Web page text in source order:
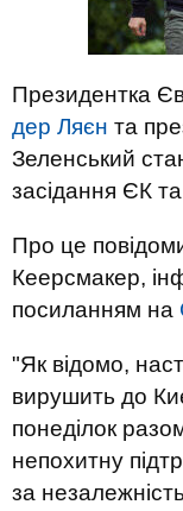
Президентка
дер Ляєн та
Зеленський
засідання ЄК
Про це
Кеерсмакер,
посиланням на
"Як відомо,
вирушить до
понеділок
непохитну
за